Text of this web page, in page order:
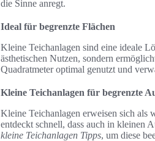
die Sinne anregt.
Ideal für begrenzte Flächen
Kleine Teichanlagen sind eine ideale
ästhetischen Nutzen, sondern
Quadratmeter optimal genutzt und
Kleine Teichanlagen für begrenzte
Kleine Teichanlagen erweisen sich als
entdeckt schnell, dass auch in kleinen
kleine Teichanlagen Tipps, um diese